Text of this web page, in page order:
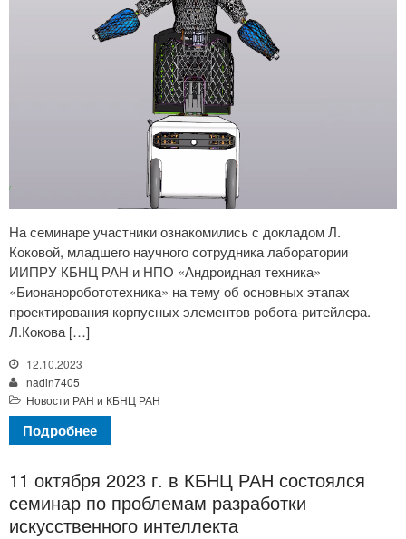
На семинаре участники ознакомились с докладом Л.
Коковой, младшего научного сотрудника лаборатории
ИИПРУ КБНЦ РАН и НПО «Андроидная техника»
«Бионаноробототехника» на тему об основных этапах
проектирования корпусных элементов робота-ритейлера.
Л.Кокова […]
12.10.2023
nadin7405
Новости РАН и КБНЦ РАН
Подробнее
11 октября 2023 г. в КБНЦ РАН состоялся
семинар по проблемам разработки
искусственного интеллекта